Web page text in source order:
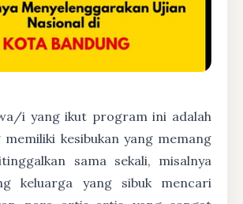
i yang ikut program ini adalah
memiliki kesibukan yang memang
sama sekali, misalnya
keluarga yang sibuk mencari